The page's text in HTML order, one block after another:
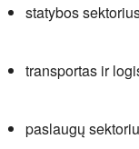
statybos
transportas ir
paslaugų